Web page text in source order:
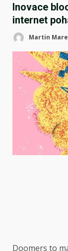
Inovace
internet
Martin
Doomers to